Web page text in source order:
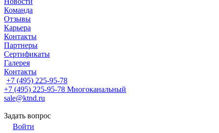
Команда
Отзывы
Карьера
Контакты
Партнеры
Сертификаты
Галерея
Контакты
+7 (495) 225-95-78
+7 (495) 225-95-78 Многоканальный
sale@ktnd.ru
Задать вопрос
Войти